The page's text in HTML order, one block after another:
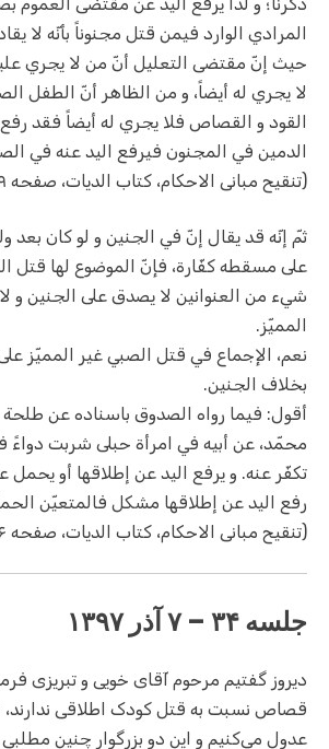
المرادي الوارد فيمن قتل مجنوناً بأنّه لا
حيث إنّ مقتضى التعليل أنّ من لا يجري
لا يجري له أيضاً، و من الظاهر أنّ الطفل
القود و القصاص فلا يجري له أيضاً فقد
الدمين في المجنون فيرفع اليد عنه في
(تنقیح مبانی الاحکام، کتاب الدیات، صفحه ۳۲۹)
ثمّ إنّه قد يقال إنّ في الجنين و لو كان بعد
على مسقطه كفّارة، فإنّ الموضوع لها قتل
شي‌ء من العنوانين لا يصدق على الجنين و
المميّز.
نعم، الإجماع في قتل الصبي غير المميّز على
بخلاف الجنين.
أقول: فيما رواه الصدوق باسناده عن
محمّد، عن أبيه في امرأة حبلى شربت
تكفّر عنه. و يرفع اليد عن إطلاقها أو يحمل
رفع اليد عن إطلاقها مشكل فالمتعيّن
(تنقیح مبانی الاحکام، کتاب الدیات، صفحه ۳۱۶)
جلسه ۳۴ – ۷ آذر ۱۳۹۷
دیروز گفتیم مرحوم آقای خویی و تبریزی
قصاص نسبت به قتل کودک اطلاقی ندارند،
عدول می‌کنیم و این دو بزرگوار چنین مطلبی